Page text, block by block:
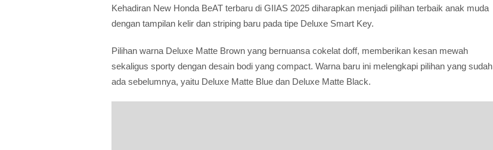
Kehadiran New Honda BeAT terbaru di GIIAS 2025 diharapkan menjadi pilihan terbaik anak muda
dengan tampilan kelir dan striping baru pada tipe Deluxe Smart Key.
Pilihan warna Deluxe Matte Brown yang bernuansa cokelat doff, memberikan kesan mewah
sekaligus sporty dengan desain bodi yang compact. Warna baru ini melengkapi pilihan yang sudah
ada sebelumnya, yaitu Deluxe Matte Blue dan Deluxe Matte Black.